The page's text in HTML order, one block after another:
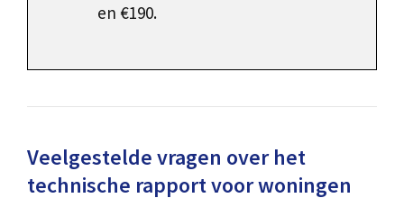
en €190.
Veelgestelde vragen over het
technische rapport voor woningen